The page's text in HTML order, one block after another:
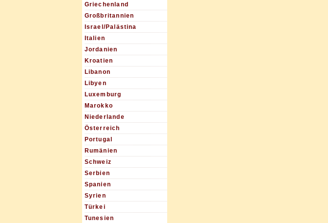
Griechenland
Großbritannien
Israel/Palästina
Italien
Jordanien
Kroatien
Libanon
Libyen
Luxemburg
Marokko
Niederlande
Österreich
Portugal
Rumänien
Schweiz
Serbien
Spanien
Syrien
Türkei
Tunesien